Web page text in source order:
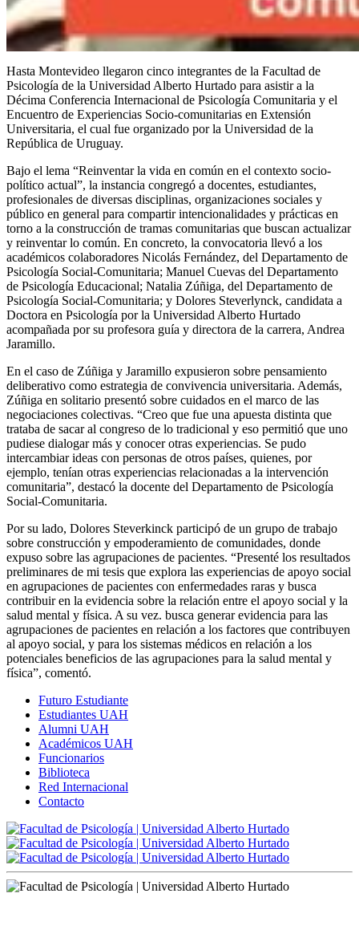
Hasta Montevideo llegaron cinco integrantes de la Facultad de
Psicología de la Universidad Alberto Hurtado para asistir a la
Décima Conferencia Internacional de Psicología Comunitaria y el
Encuentro de Experiencias Socio-comunitarias en Extensión
Universitaria, el cual fue organizado por la Universidad de la
República de Uruguay.
Bajo el lema “Reinventar la vida en común en el contexto socio-
político actual”, la instancia congregó a docentes, estudiantes,
profesionales de diversas disciplinas, organizaciones sociales y
público en general para compartir intencionalidades y prácticas en
torno a la construcción de tramas comunitarias que buscan actualizar
y reinventar lo común. En concreto, la convocatoria llevó a los
académicos colaboradores Nicolás Fernández, del Departamento de
Psicología Social-Comunitaria; Manuel Cuevas del Departamento
de Psicología Educacional; Natalia Zúñiga, del Departamento de
Psicología Social-Comunitaria; y Dolores Steverlynck, candidata a
Doctora en Psicología por la Universidad Alberto Hurtado
acompañada por su profesora guía y directora de la carrera, Andrea
Jaramillo.
En el caso de Zúñiga y Jaramillo expusieron sobre pensamiento
deliberativo como estrategia de convivencia universitaria. Además,
Zúñiga en solitario presentó sobre cuidados en el marco de las
negociaciones colectivas. “Creo que fue una apuesta distinta que
trataba de sacar al congreso de lo tradicional y eso permitió que uno
pudiese dialogar más y conocer otras experiencias. Se pudo
intercambiar ideas con personas de otros países, quienes, por
ejemplo, tenían otras experiencias relacionadas a la intervención
comunitaria”, destacó la docente del Departamento de Psicología
Social-Comunitaria.
Por su lado, Dolores Steverkinck participó de un grupo de trabajo
sobre construcción y empoderamiento de comunidades, donde
expuso sobre las agrupaciones de pacientes. “Presenté los resultados
preliminares de mi tesis que explora las experiencias de apoyo social
en agrupaciones de pacientes con enfermedades raras y busca
contribuir en la evidencia sobre la relación entre el apoyo social y la
salud mental y física. A su vez. busca generar evidencia para las
agrupaciones de pacientes en relación a los factores que contribuyen
al apoyo social, y para los sistemas médicos en relación a los
potenciales beneficios de las agrupaciones para la salud mental y
física”, comentó.
Futuro Estudiante
Estudiantes UAH
Alumni UAH
Académicos UAH
Funcionarios
Biblioteca
Red Internacional
Contacto